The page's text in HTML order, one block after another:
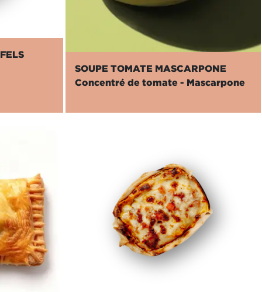
SOUPE TOMATE MASCARPONE
Concentré de tomate - Mascarpone